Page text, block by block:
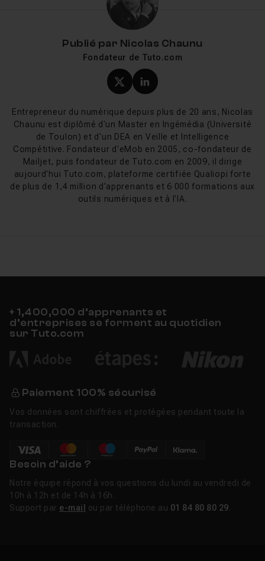
Ce que vous allez apprendre sur
Les tutos pCon.planner disponibles sur Tuto.com
couvrent le logiciel de la découverte jusqu'à la
réalisation de projets complets. Les
tutos pCon.planner gratuitspermettent de se
familiariser avec l'interface, de créer des murs, des
fenêtres et de tester le moteur de rendu. Les formations
complètes vous guident dans la création de projets à
partir de plans Jpeg, l'import et l'application de textures,
le placement de mobilier et la production de rendus
des fonctionnalités d'agencement et de rendu de
poussée, lestutos Revitcouvrent le BIM et la
conception de bâtiments.
pCon.planner 8.13 (janvier 2026) est la version actuelle
de la version desktop. La version 8.12 (2025) a apporté
des gains de performance majeurs : les rendus sont
la scène. Le modèle de matériaux OMATS 2.2 améliore
le réalisme des textures (brillance, vernis,
transparence). L'import de nuages de points PLY permet
de transformer des scans laser en plans utilisables.
EasternGraphics a également lancé pCon.planner web,
Publié par Nicolas Chaunu
Fondateur de Tuto.com
Profil X (twitter) de
Profil LinkedIn de
Entrepreneur du numérique depuis plus de 20 ans, Nicolas
Chaunu est diplômé d'un Master en Ingémédia (Université
de Toulon) et d'un DEA en Veille et Intelligence
Compétitive. Fondateur d'eMob en 2005, co-fondateur de
Mailjet, puis fondateur de Tuto.com en 2009, il dirige
aujourd'hui Tuto.com, plateforme certifiée Qualiopi forte
de plus de 1,4 million d'apprenants et 6 000 formations aux
outils numériques et à l'IA.
+ 1,400,000 d’apprenants et
d’entreprises se forment au quotidien
sur Tuto.com
Paiement 100% sécurisé
Vos données sont chiffrées et protégées pendant toute la
transaction.
Besoin d’aide ?
Notre équipe répond à vos questions du lundi au vendredi de
10h à 12h et de 14h à 16h.
Support par e-mail ou par téléphone au 01 84 80 80 29